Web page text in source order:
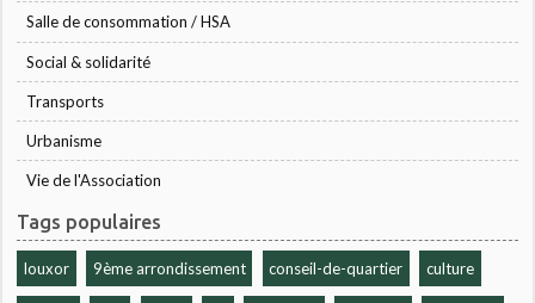
Salle de consommation / HSA
Social & solidarité
Transports
Urbanisme
Vie de l'Association
Tags populaires
louxor 9ème arrondissement conseil-de-quartier culture